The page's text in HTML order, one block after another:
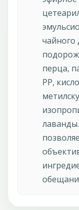
чайного
перца,
РР,